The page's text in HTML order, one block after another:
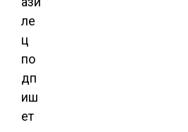
ле
ц
по
дп
иш
ет